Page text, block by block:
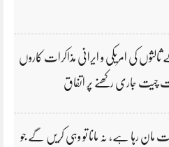
ثالثوں کی امریکی و ایرانی مذاکرات کاروں
چیت جاری رکھنے پر اتفاق
مان رہا ہے، نہ مانا تو وہی کریں گے جو